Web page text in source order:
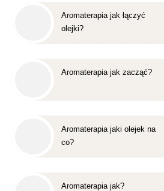
Aromaterapia jak łączyć
olejki?
Aromaterapia jak zacząć?
Aromaterapia jaki olejek na
co?
Aromaterapia jak?